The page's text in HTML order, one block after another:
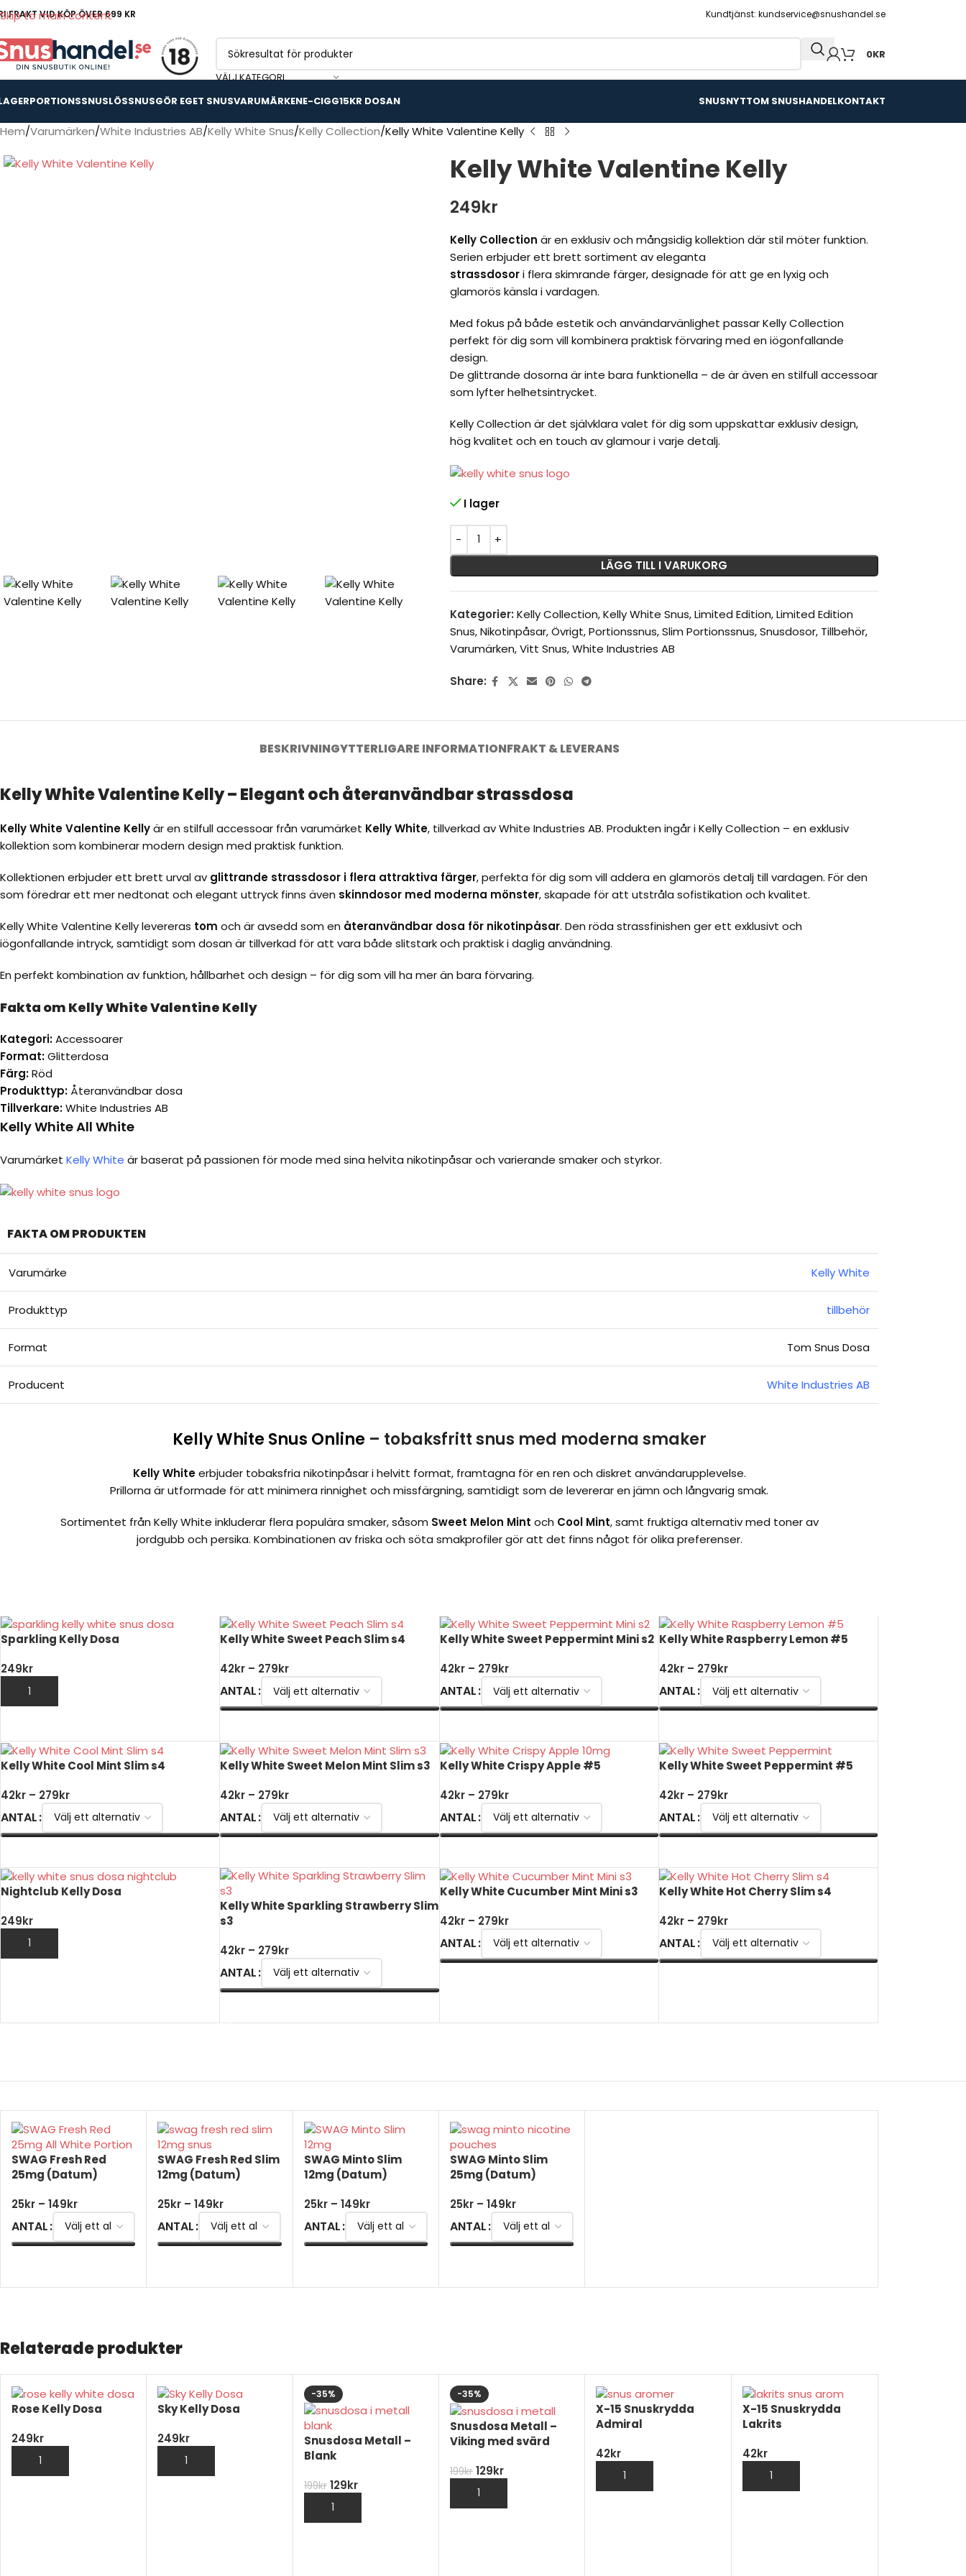
Skip to main content
FRAKT VID KÖP ÖVER 699 KR Kundtjänst: kundservice@snushandel.se
VÄLJ KATEGORI
0KR
PORTIONSSNUSLÖSSNUSGÖR EGET SNUSVARUMÄRKENE-CIGG15KR DOSAN SNUSNYTTOM SNUSHANDELKONTAKT
Hem Varumärken White Industries AB Kelly White Snus Kelly Collection Kelly White Valentine Kelly
Kelly White Valentine Kelly
249kr
Kelly Collection är en exklusiv och mångsidig kollektion där stil möter funktion.
Serien erbjuder ett brett sortiment av eleganta
strassdosori flera skimrande färger, designade för att ge en lyxig och
glamorös känsla i vardagen.
Med fokus på både estetik och användarvänlighet passar Kelly Collection
perfekt för dig som vill kombinera praktisk förvaring med en iögonfallande
design.
De glittrande dosorna är inte bara funktionella – de är även en stilfull accessoar
som lyfter helhetsintrycket.
Kelly Collection är det självklara valet för dig som uppskattar exklusiv design,
hög kvalitet och en touch av glamour i varje detalj.
I lager
LÄGG TILL I VARUKORG
Kategorier: Kelly Collection,Kelly White Snus,Limited Edition,Limited Edition
Snus,Nikotinpåsar,Övrigt,Portionssnus,Slim Portionssnus,Snusdosor, Tillbehör,
Varumärken,Vitt Snus,White Industries AB
Share:
BESKRIVNINGYTTERLIGARE INFORMATIONFRAKT & LEVERANS
Kelly White Valentine Kelly – Elegant och återanvändbar strassdosa
Kelly White Valentine Kellyär en stilfull accessoar från varumärket Kelly White, tillverkad av White Industries AB. Produkten ingår i Kelly Collection – en exklusiv
kollektion som kombinerar modern design med praktisk funktion.
Kollektionen erbjuder ett brett urval av glittrande strassdosor i flera attraktiva färger, perfekta för dig som vill addera en glamorös detalj till vardagen. För den
som föredrar ett mer nedtonat och elegant uttryck finns även skinndosor med moderna mönster, skapade för att utstråla sofistikation och kvalitet.
Kelly White Valentine Kelly levereras tom och är avsedd som en återanvändbar dosa för nikotinpåsar. Den röda strassfinishen ger ett exklusivt och
iögonfallande intryck, samtidigt som dosan är tillverkad för att vara både slitstark och praktisk i daglig användning.
En perfekt kombination av funktion, hållbarhet och design – för dig som vill ha mer än bara förvaring.
Fakta om Kelly White Valentine Kelly
Kategori:Accessoarer
Format:Glitterdosa
Färg:Röd
Produkttyp: Återanvändbar dosa
Tillverkare:White Industries AB
Kelly White All White
Varumärket Kelly White är baserat på passionen för mode med sina helvita nikotinpåsar och varierande smaker och styrkor.
FAKTA OM PRODUKTEN
Varumärke Kelly White
Produkttyp tillbehör
Format Tom Snus Dosa
Producent White Industries AB
Kelly White Snus Online– tobaksfritt snus med moderna smaker
Kelly Whiteerbjuder tobaksfria nikotinpåsar i helvitt format, framtagna för en ren och diskret användarupplevelse.
Prillorna är utformade för att minimera rinnighet och missfärgning, samtidigt som de levererar en jämn och långvarig smak.
Sortimentet från Kelly White inkluderar flera populära smaker, såsom Sweet Melon Mint och Cool Mint, samt fruktiga alternativ med toner av
jordgubb och persika. Kombinationen av friska och söta smakprofiler gör att det finns något för olika preferenser.
Sparkling Kelly Dosa
249kr
LÄGG TILL I VARUKORG
Kelly White Sweet Peach Slim s4
42kr – 279kr
ANTAL
Kelly White Sweet Peppermint Mini s2
42kr – 279kr
ANTAL
Kelly White Raspberry Lemon #5
42kr – 279kr
ANTAL
Kelly White Cool Mint Slim s4
42kr – 279kr
ANTAL
Kelly White Sweet Melon Mint Slim s3
42kr – 279kr
ANTAL
Kelly White Crispy Apple #5
42kr – 279kr
ANTAL
Kelly White Sweet Peppermint #5
42kr – 279kr
ANTAL
Nightclub Kelly Dosa
249kr
LÄGG TILL I VARUKORG
Kelly White Sparkling Strawberry Slim
s3
42kr – 279kr
ANTAL
Kelly White Cucumber Mint Mini s3
42kr – 279kr
ANTAL
Kelly White Hot Cherry Slim s4
42kr – 279kr
ANTAL
SWAG Fresh Red
25mg (Datum)
25kr – 149kr
ANTAL
SWAG Fresh Red Slim
12mg (Datum)
25kr – 149kr
ANTAL
SWAG Minto Slim
12mg (Datum)
25kr – 149kr
ANTAL
SWAG Minto Slim
25mg (Datum)
25kr – 149kr
ANTAL
Relaterade produkter
Rose Kelly Dosa
249kr
Sky Kelly Dosa
249kr
-35%
Snusdosa Metall –
Blank
199kr 129kr
-35%
Snusdosa Metall –
Viking med svärd
199kr 129kr
X-15 Snuskrydda
Admiral
42kr
X-15 Snuskrydda
Lakrits
42kr